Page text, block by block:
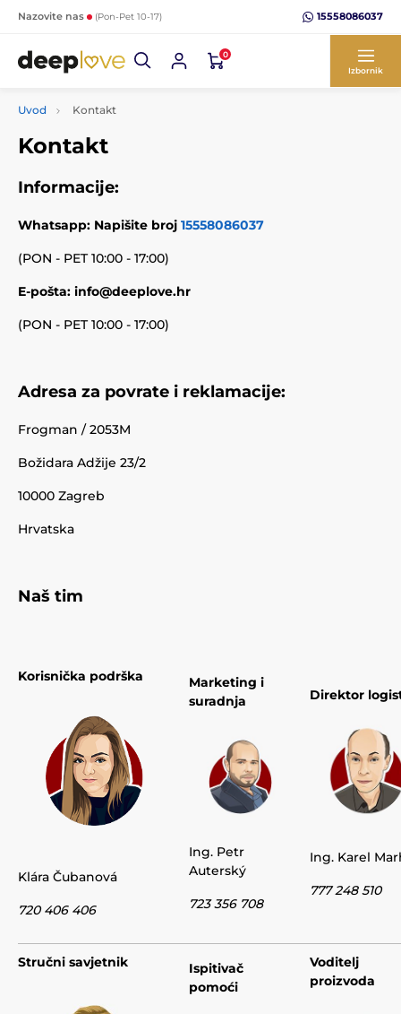
Nazovite nas (Pon-Pet 10-17) 15558086037
0
Izbornik
Uvod Kontakt
Kontakt
Informacije:
Whatsapp: Napišite broj 15558086037
(PON - PET 10:00 - 17:00)
E-pošta: info@deeplove.hr
(PON - PET 10:00 - 17:00)
Adresa za povrate i reklamacije:
Frogman / 2053M
Božidara Adžije 23/2
10000 Zagreb
Hrvatska
Naš tim
Korisnička podrška
Klára Čubanová
720 406 406
Marketing i
suradnja
Ing. Petr
Auterský
723 356 708
Direktor
Ing. Karel
777 248 510
Stručni savjetnik
Ispitivač
pomoći
Voditelj
proizvoda